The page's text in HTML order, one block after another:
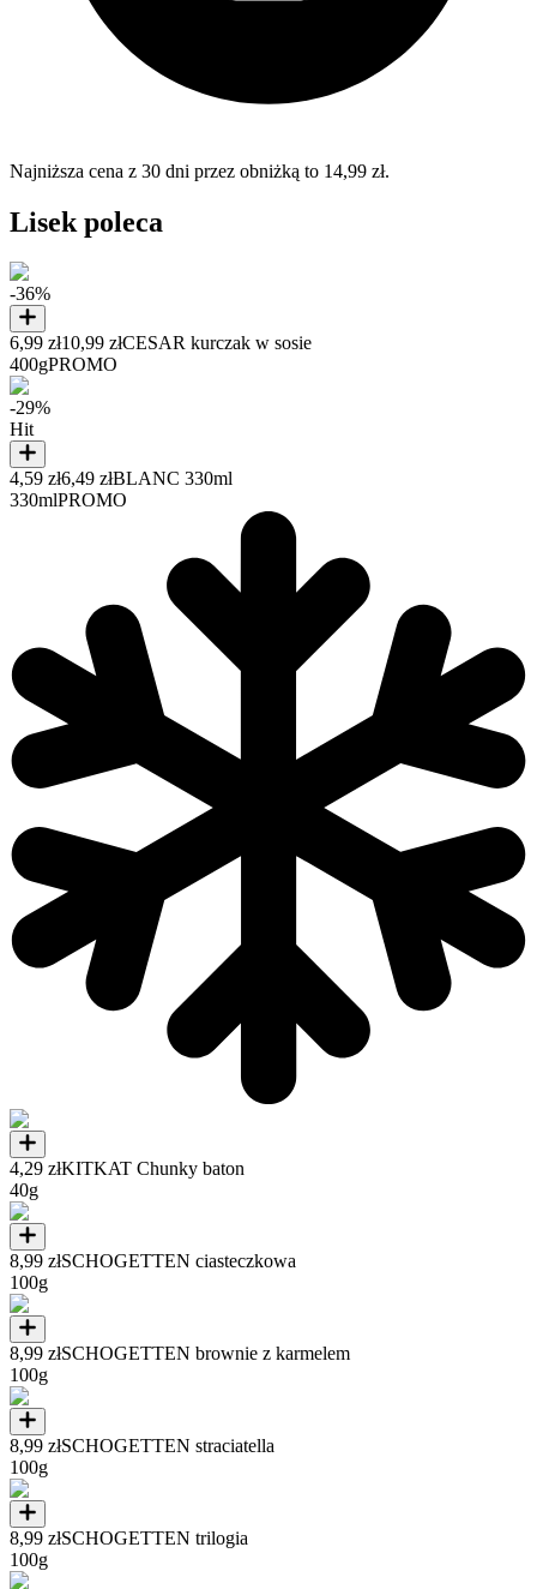
Najniższa cena z 30 dni przez obniżką to 14,99 zł.
Lisek poleca
-36%
6,99 zł10,99 złCESAR kurczak w sosie
400gPROMO
-29%
Hit
4,59 zł6,49 złBLANC 330ml
330mlPROMO
4,29 złKITKAT Chunky baton
40g
8,99 złSCHOGETTEN ciasteczkowa
100g
8,99 złSCHOGETTEN brownie z karmelem
100g
8,99 złSCHOGETTEN straciatella
100g
8,99 złSCHOGETTEN trilogia
100g